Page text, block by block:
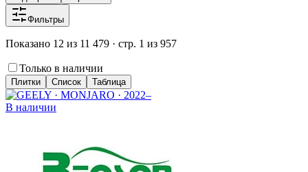
Фильтры
Показано 12 из 11 479 · стр. 1 из 957
Только в наличии
Плитки Список Таблица
В наличии